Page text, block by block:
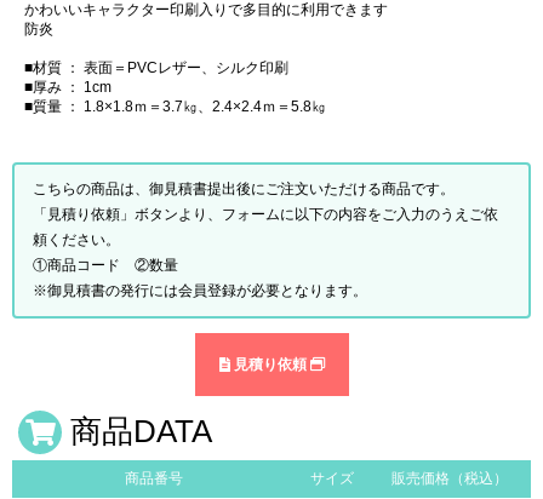
かわいいキャラクター印刷入りで多目的に利用できます
防炎
■材質 ： 表面＝PVCレザー、シルク印刷
■厚み ： 1cm
■質量 ： 1.8×1.8ｍ＝3.7㎏、2.4×2.4ｍ＝5.8㎏
こちらの商品は、御見積書提出後にご注文いただける商品です。
「見積り依頼」ボタンより、フォームに以下の内容をご入力のうえご依
頼ください。
①商品コード ②数量
※御見積書の発行には会員登録が必要となります。
見積り依頼
商品DATA
商品番号 サイズ 販売価格（税込）